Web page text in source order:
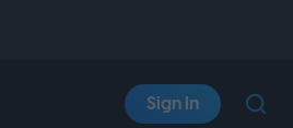
Sign In